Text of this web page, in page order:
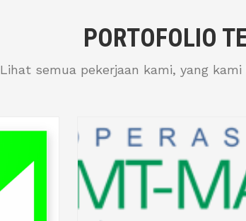
PORTOFOLIO
Lihat semua pekerjaan kami, yang